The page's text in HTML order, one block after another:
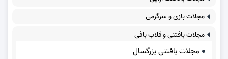
مجلات بازی و سرگرمی
مجلات بافتنی و قلاب بافی
مجلات بافتنی بزرگسال